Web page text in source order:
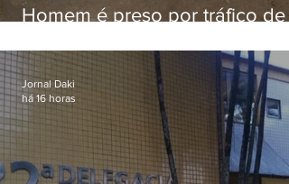
Homem é preso por tráfico de
Jornal Daki
há 16 horas